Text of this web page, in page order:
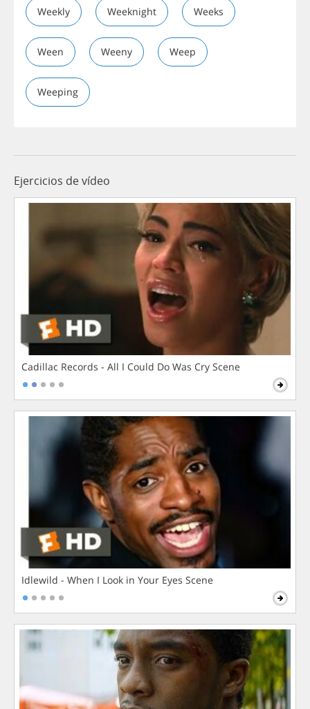
Weekly Weeknight Weeks
Ween Weeny Weep
Weeping
Ejercicios de vídeo
Cadillac Records - All I Could Do Was Cry Scene
Idlewild - When I Look in Your Eyes Scene